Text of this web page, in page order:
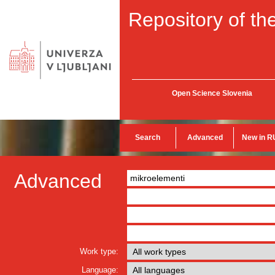
Repository of
Open Science Slovenia
Search Advanced New in
Advanced
Work type:
Language: